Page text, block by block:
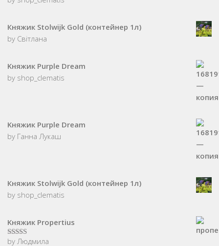
Княжик Stolwijk Gold (контейнер 1л)
by Світлана
Kняжик Purple Dream
by shop_clematis
Kняжик Purple Dream
by Ганна Лукаш
Княжик Stolwijk Gold (контейнер 1л)
by shop_clematis
Kняжик Propertius
5з 5
by Людмила